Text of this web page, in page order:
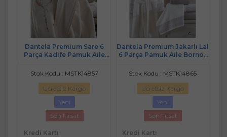
Dantela Premium Sare 6
Parça Kadife Pamuk Aile
Stok Kodu : MSTK14857
Ücretsiz Kargo
Yeni
Son Fırsat
Kredi Kartı
Dantela Premium Jakarlı Lal
6 Parça Pamuk Aile Bornoz
Stok Kodu : MSTK14865
Ücretsiz Kargo
Yeni
Son Fırsat
Kredi Kartı